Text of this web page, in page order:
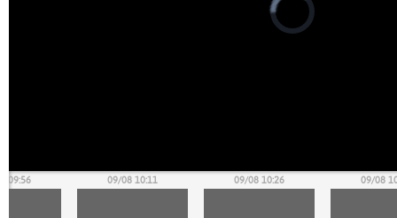
09:56 09/08 10:11 09/08 10:26 09/08